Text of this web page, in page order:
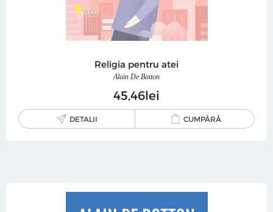
Religia pentru atei
Alain De Botton
45 46lei
DETALII CUMPĂRĂ